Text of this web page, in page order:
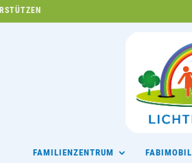
FAMILIENZENTRUM FABIMOBIL